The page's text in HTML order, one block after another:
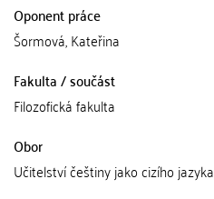
Oponent práce
Šormová, Kateřina
Fakulta / součást
Filozofická fakulta
Obor
Učitelství češtiny jako cizího jazyka